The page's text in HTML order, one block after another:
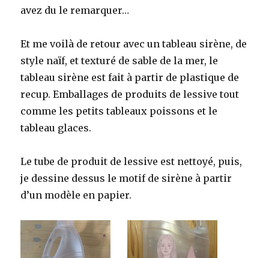
avez du le remarquer…
Et me voilà de retour avec un tableau sirène, de
style naïf, et texturé de sable de la mer, le
tableau sirène est fait à partir de plastique de
recup. Emballages de produits de lessive tout
comme les petits tableaux poissons et le
tableau glaces.
Le tube de produit de lessive est nettoyé, puis,
je dessine dessus le motif de sirène à partir
d’un modèle en papier.